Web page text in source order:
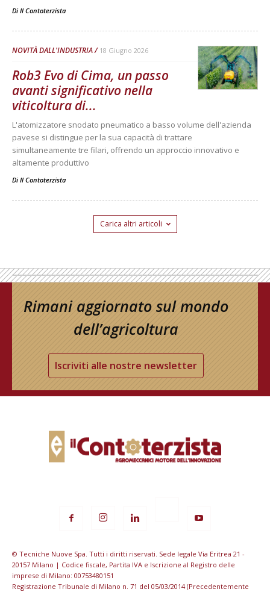
Di Il Contoterzista
NOVITÀ DALL'INDUSTRIA 18 Giugno 2026
Rob3 Evo di Cima, un passo
avanti significativo nella
viticoltura di...
L'atomizzatore snodato pneumatico a basso volume dell'azienda
pavese si distingue per la sua capacità di trattare
simultaneamente tre filari, offrendo un approccio innovativo e
altamente produttivo
Di Il Contoterzista
Carica altri articoli
Rimani aggiornato sul mondo
dell’agricoltura
Iscriviti alle nostre newsletter
© Tecniche Nuove Spa. Tutti i diritti riservati. Sede legale Via Eritrea 21 -
20157 Milano | Codice fiscale, Partita IVA e Iscrizione al Registro delle
imprese di Milano: 00753480151
Registrazione Tribunale di Milano n. 71 del 05/03/2014 (Precedentemente